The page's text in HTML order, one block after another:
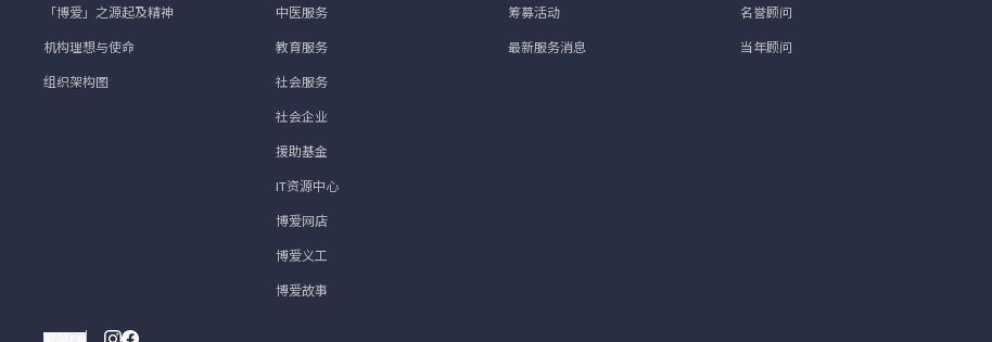
「博爱」之源起及精神
机构理想与使命
组织架构图
中医服务
教育服务
社会服务
社会企业
援助基金
IT资源中心
博爱网店
博爱义工
博爱故事
筹募活动
最新服务消息
名誉顾问
当年顾问